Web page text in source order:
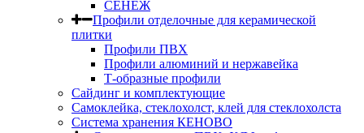
СЕНЕЖ
Профили отделочные для керамической
плитки
Профили ПВХ
Профили алюминий и нержавейка
Т-образные профили
Сайдинг и комплектующие
Самоклейка, стеклохолст, клей для стеклохолста
Система хранения КЕНОВО